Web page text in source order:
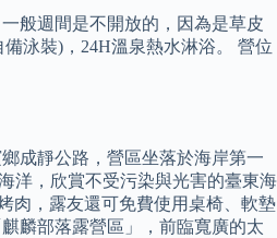
般週間是不開放的，因為是草皮
泳裝)，24H溫泉熱水淋浴。 營位
成靜公路，營區坐落於海岸第一
洋，欣賞不受污染與光害的臺東海
肉，露友還可免費使用桌椅、軟墊
麟部落露營區」，前臨寬廣的太